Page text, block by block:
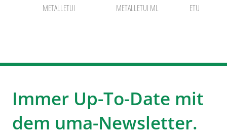
METALLETUI METALLETUI ML ETUI
Immer Up-To-Date mit
dem uma-Newsletter.